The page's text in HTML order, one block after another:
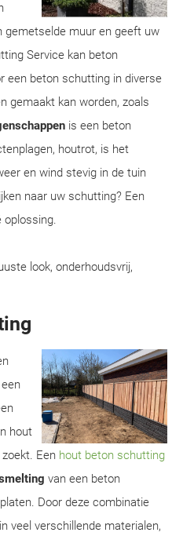
gemetselde muur en geeft uw
Service kan beton
een beton schutting in diverse
gemaakt kan worden, zoals
is een beton
houtrot, is het
en wind stevig in de tuin
naar uw schutting? Een
oplossing.
look, onderhoudsvrij,
hout
Een hout beton schutting
van een beton
Door deze combinatie
veel verschillende materialen,